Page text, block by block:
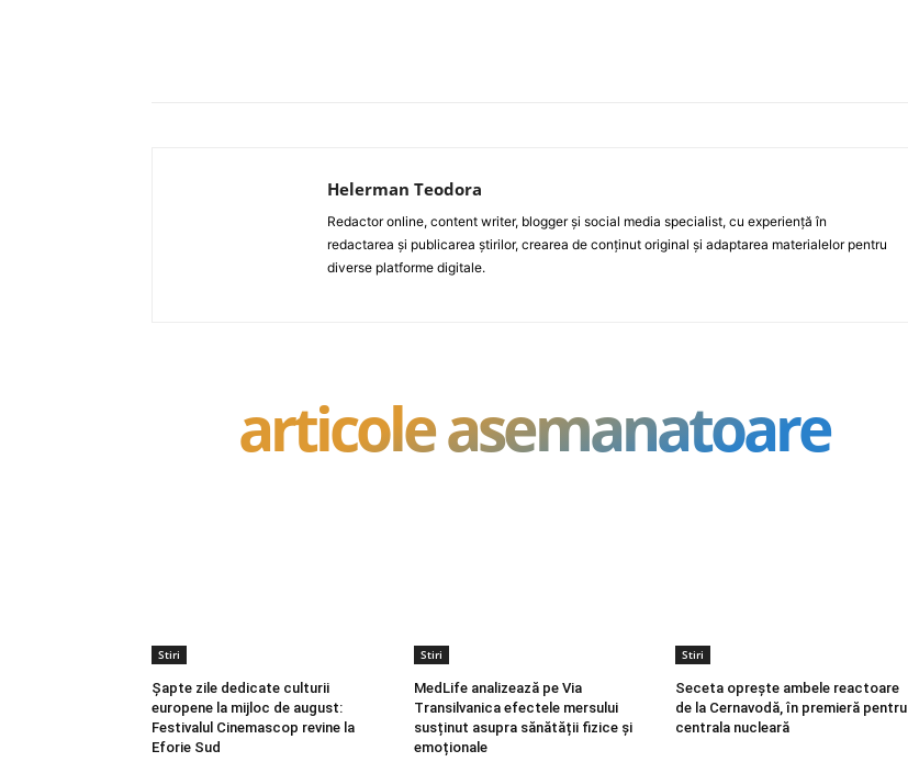
Helerman Teodora
Redactor online, content writer, blogger și social media specialist, cu experiență în
redactarea și publicarea știrilor, crearea de conținut original și adaptarea materialelor pentru
diverse platforme digitale.
articole asemanatoare
Stiri
Șapte zile dedicate culturii
europene la mijloc de august:
Festivalul Cinemascop revine la
Eforie Sud
Stiri
MedLife analizează pe Via
Transilvanica efectele mersului
susținut asupra sănătății fizice și
emoționale
Stiri
Seceta oprește ambele reactoare
de la Cernavodă, în premieră pentru
centrala nucleară